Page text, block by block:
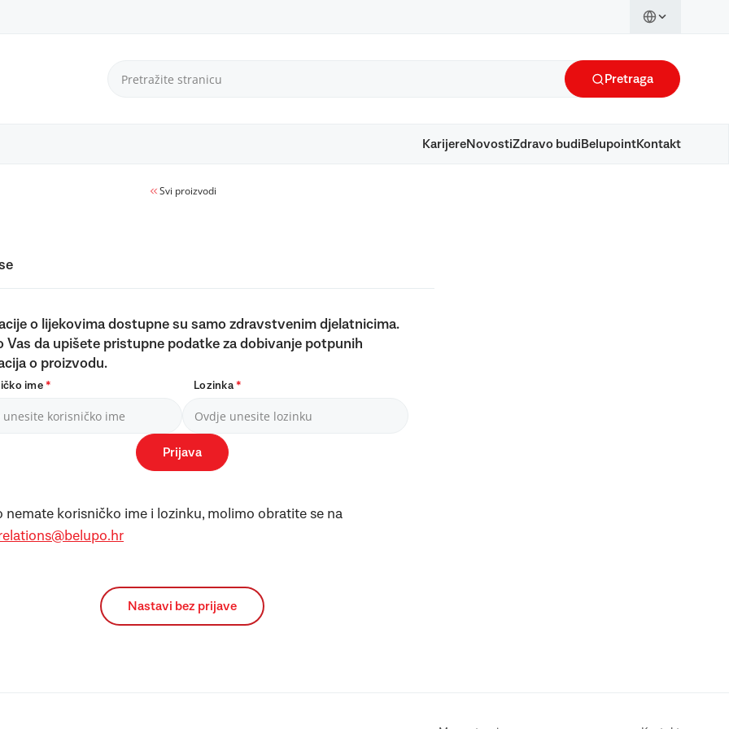
Pretraga
KarijereNovostiZdravo budi BelupointKontakt
Svi proizvodi
o lijekovima dostupne su samo zdravstvenim djelatnicima.
Vas da upišete pristupne podatke za dobivanje potpunih
o proizvodu.
ime* Lozinka*
Prijava
nemate korisničko ime i lozinku, molimo obratite se na
Nastavi bez prijave